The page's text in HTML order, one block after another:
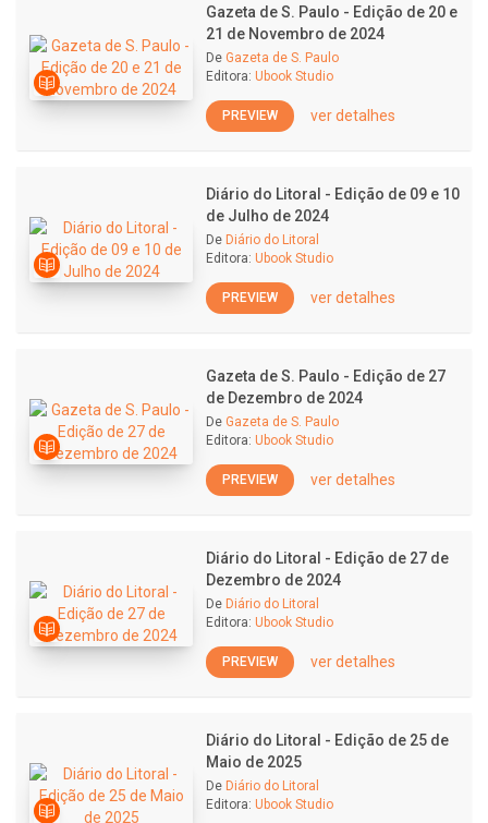
Gazeta de S. Paulo - Edição de 20 e
21 de Novembro de 2024
De Gazeta de S. Paulo
Editora: Ubook Studio
PREVIEW ver detalhes
Diário do Litoral - Edição de 09 e 10
de Julho de 2024
De Diário do Litoral
Editora: Ubook Studio
PREVIEW ver detalhes
Gazeta de S. Paulo - Edição de 27
de Dezembro de 2024
De Gazeta de S. Paulo
Editora: Ubook Studio
PREVIEW ver detalhes
Diário do Litoral - Edição de 27 de
Dezembro de 2024
De Diário do Litoral
Editora: Ubook Studio
PREVIEW ver detalhes
Diário do Litoral - Edição de 25 de
Maio de 2025
De Diário do Litoral
Editora: Ubook Studio